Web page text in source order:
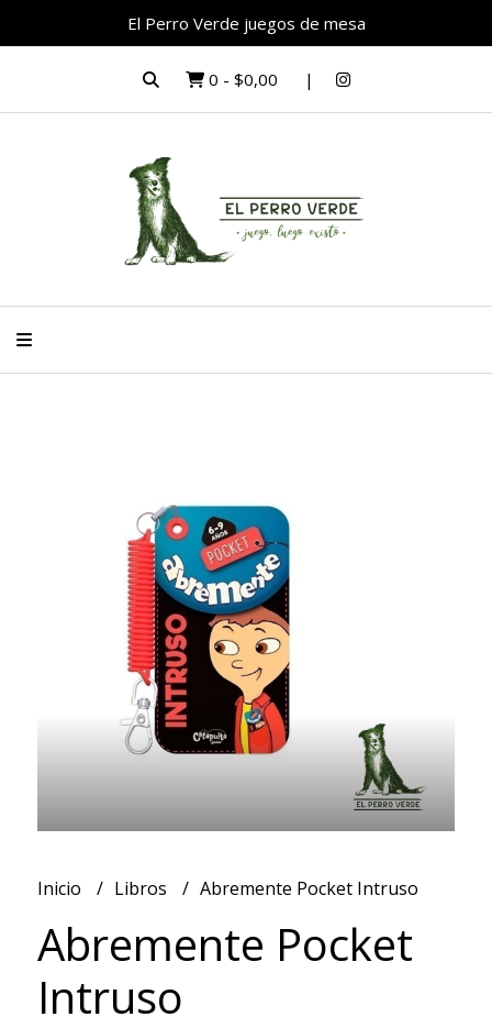
El Perro Verde juegos de mesa
0 - $0,00
Inicio Libros Abremente Pocket Intruso
Abremente Pocket
Intruso